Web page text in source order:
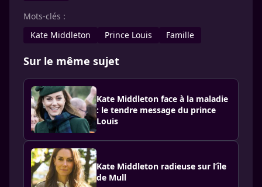
Mots-clés :
Kate Middleton
Prince Louis Famille
Sur le même sujet
Kate Middleton face à la maladie
: le tendre message du prince
Louis
Kate Middleton radieuse sur l’île
de Mull